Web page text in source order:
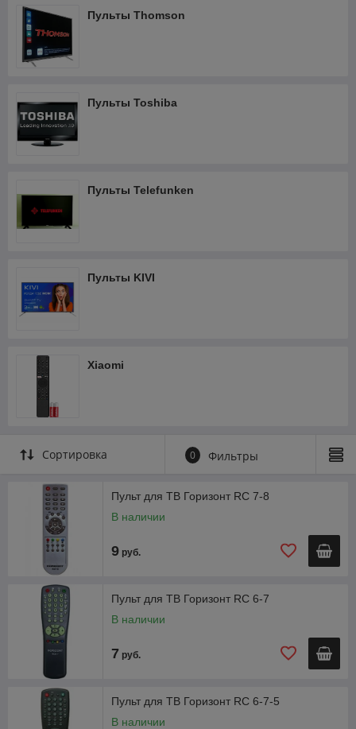
Пульты Thomson
Пульты Toshiba
Пульты Telefunken
Пульты KIVI
Xiaomi
Сортировка 0 Фильтры
Пульт для ТВ Горизонт RC 7-8
В наличии
9 руб.
Пульт для ТВ Горизонт RC 6-7
В наличии
7 руб.
Пульт для ТВ Горизонт RC 6-7-5
В наличии